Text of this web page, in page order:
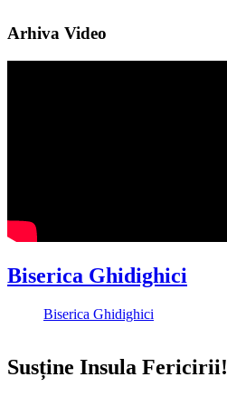
Arhiva Video
Biserica Ghidighici
Biserica Ghidighici
Susține Insula Fericirii!